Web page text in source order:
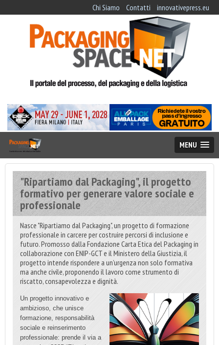
Chi Siamo Contatti innovativepress.eu
MENU
"Ripartiamo dal Packaging", il progetto
formativo per generare valore sociale e
professionale
Nasce "Ripartiamo dal Packaging", un progetto di formazione
professionale in carcere per costruire percorsi di inclusione e
futuro. Promosso dalla Fondazione Carta Etica del Packaging in
collaborazione con ENIP-GCT e il Ministero della Giustizia, il
progetto intende rispondere a un’urgenza non solo formativa
ma anche civile, proponendo il lavoro come strumento di
riscatto, consapevolezza e dignità.
Un progetto innovativo e
ambizioso, che unisce
formazione, responsabilità
sociale e reinserimento
professionale: prende il via a